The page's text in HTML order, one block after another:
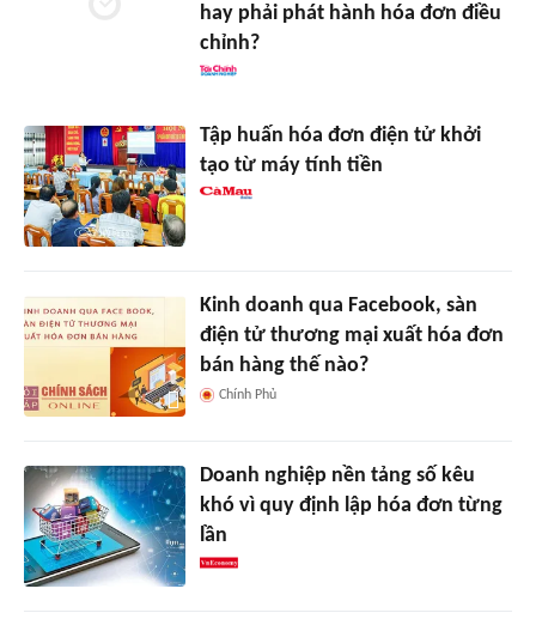
hay phải phát hành hóa đơn điều
chỉnh?
Tập huấn hóa đơn điện tử khởi
tạo từ máy tính tiền
Kinh doanh qua Facebook, sàn
điện tử thương mại xuất hóa đơn
bán hàng thế nào?
Chính Phủ
Doanh nghiệp nền tảng số kêu
khó vì quy định lập hóa đơn từng
lần